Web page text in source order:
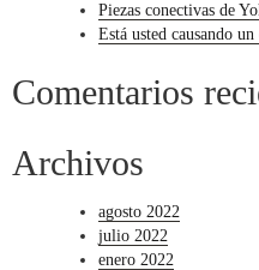
Piezas conectivas de
Está usted causando
Comentarios
Archivos
agosto 2022
julio 2022
enero 2022